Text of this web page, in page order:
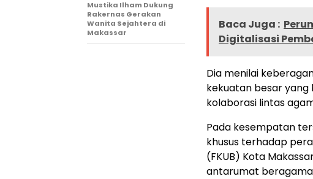
Baca Juga :
Digitalisasi
Dia menilai
kekuatan besar yang
kolaborasi lintas
Pada kesempatan
khusus terhadap
(FKUB) Kota
antarumat
Mustika Ilham Dukung
Rakernas Gerakan
Wanita Sejahtera di
Makassar